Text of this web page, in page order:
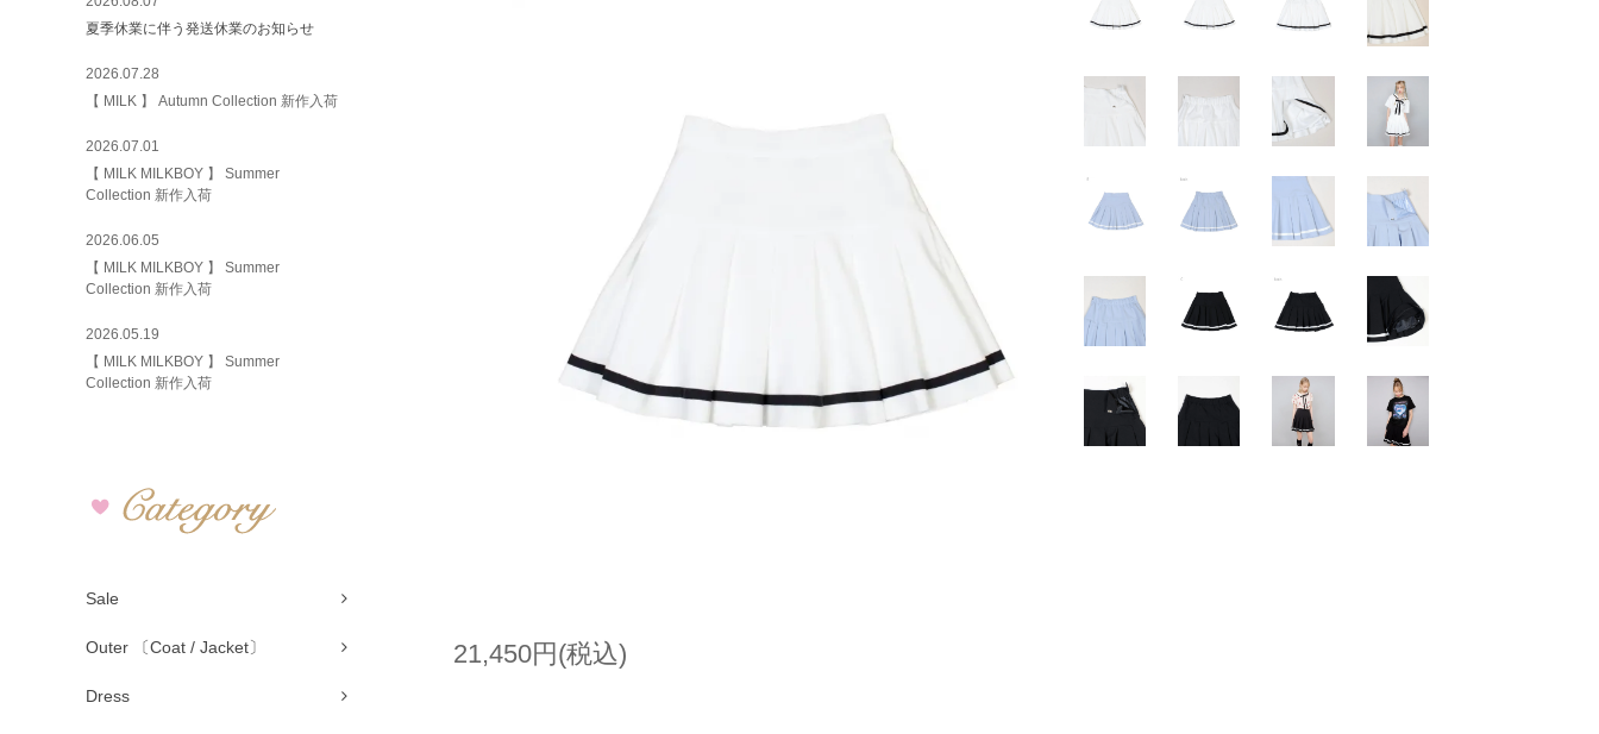
夏季休業に伴う発送休業のお知らせ
2026.07.28
【 MILK 】 Autumn Collection 新作入荷
2026.07.01
【 MILK MILKBOY 】 Summer
Collection 新作入荷
2026.06.05
【 MILK MILKBOY 】 Summer
Collection 新作入荷
2026.05.19
【 MILK MILKBOY 】 Summer
Collection 新作入荷
Sale
Outer 〔Coat / Jacket〕
Dress
21,450円(税込)